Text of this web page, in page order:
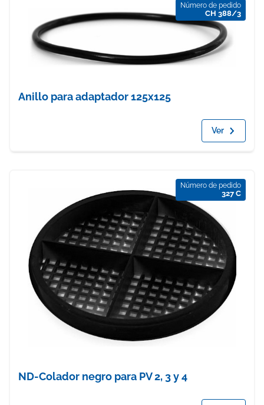
Número de pedido
CH 388/3
Anillo para adaptador 125x125
Ver
Número de pedido
327 C
ND-Colador negro para PV 2, 3 y 4